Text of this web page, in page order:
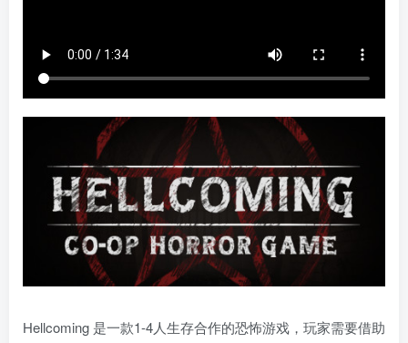
Hellcoming 是一款1-4人生存合作的恐怖游戏，玩家需要借助